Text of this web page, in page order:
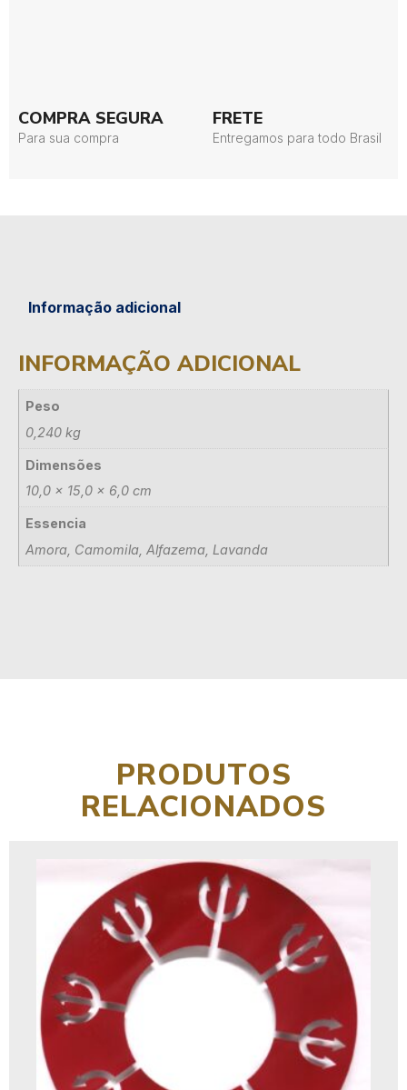
COMPRA SEGURA
Para sua compra
FRETE
Entregamos para todo Brasil
Informação adicional
INFORMAÇÃO ADICIONAL
Peso
0,240 kg
Dimensões
10,0 × 15,0 × 6,0 cm
Essencia
Amora, Camomila, Alfazema, Lavanda
PRODUTOS
RELACIONADOS